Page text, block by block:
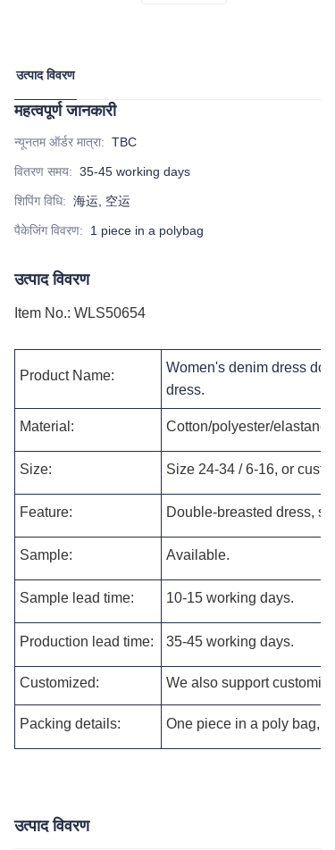
उत्पाद विवरण
महत्वपूर्ण जानकारी
न्यूनतम ऑर्डर मात्रा: TBC
वितरण समय: 35-45 working days
शिपिंग विधि: 海运, 空运
पैकेजिंग विवरण: 1 piece in a polybag
उत्पाद विवरण
Item No.: WLS50654
Product Name:
Women's denim dress
dress.
Material: Cotton/polyester/
Size: Size 24-34 / 6-16, or
Feature: Double-breasted dress,
Sample: Available.
Sample lead time: 10-15 working days.
Production lead time: 35-45 working days.
Customized: We also support
Packing details: One piece in a poly bag,
उत्पाद विवरण